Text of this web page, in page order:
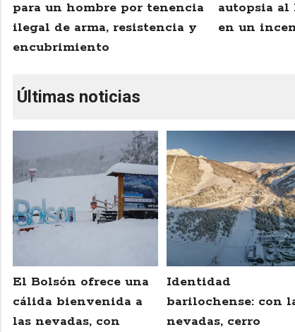
para un hombre por tenencia
ilegal de arma, resistencia y
encubrimiento
autopsia al
en un
Últimas noticias
El Bolsón ofrece una
cálida bienvenida a
las nevadas, con
Identidad
barilochense: con
nevadas, cerro